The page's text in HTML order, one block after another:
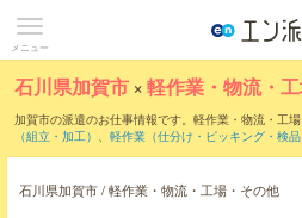
メニュー
石川県加賀市 ×軽作業・物流・
加賀市の派遣のお仕事情報です。軽作業・物流・工場
（組立・加工） 、 軽作業（仕分け・ピッキング・検品
石川県加賀市 / 軽作業・物流・工場・その他